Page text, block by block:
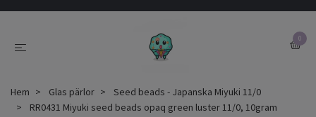
0
Hem Glas pärlor
Seed beads - Japanska Miyuki 11/0
RR0431 Miyuki seed beads opaq green luster 11/0, 10gram